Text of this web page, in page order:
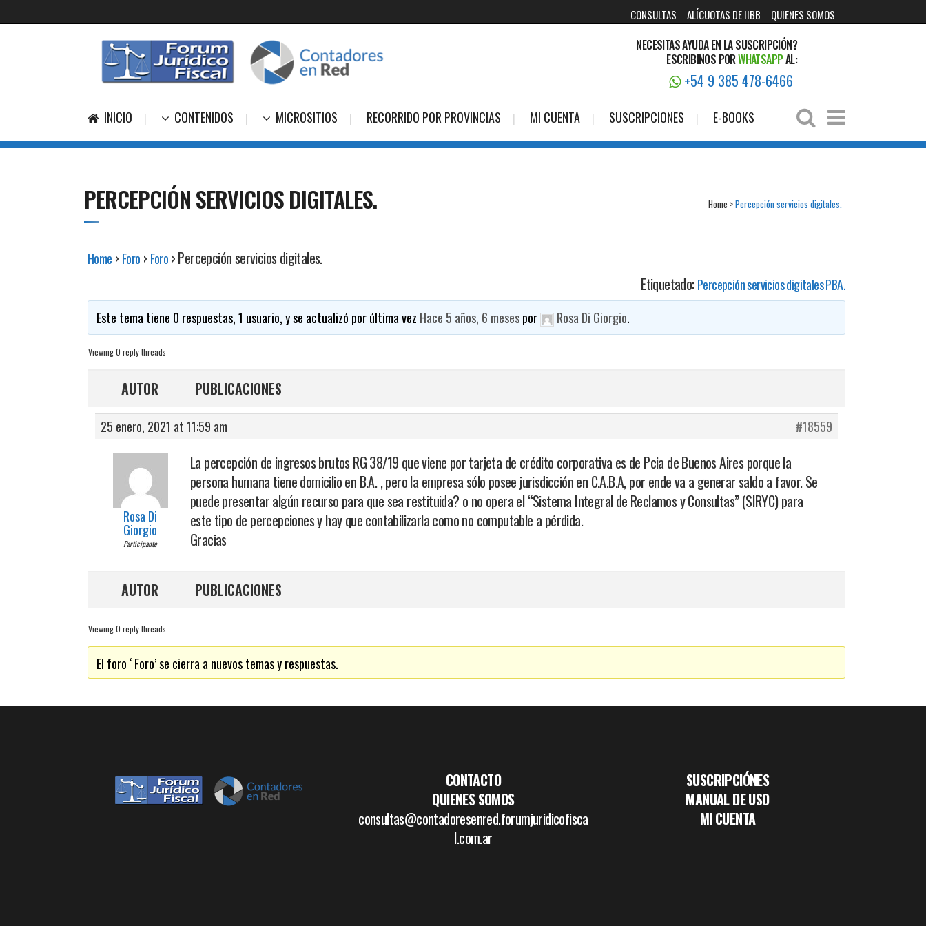
CONSULTAS ALÍCUOTAS DE IIBB QUIENES SOMOS
NECESITAS AYUDA EN LA SUSCRIPCIÓN?
ESCRIBINOS PORWHATSAPPAL:
+54 9 385 478-6466
INICIO CONTENIDOS MICROSITIOS RECORRIDO POR PROVINCIAS MI CUENTA SUSCRIPCIONES E-BOOKS
PERCEPCIÓN SERVICIOS DIGITALES. Home >Percepción servicios digitales.
Home › Foro › Foro ›Percepción servicios digitales.
Etiquetado:Percepción servicios digitales PBA.
Este tema tiene 0 respuestas, 1 usuario, y se actualizó por última vez Hace 5 años, 6 mesespor Rosa Di Giorgio.
Viewing 0 reply threads
AUTOR PUBLICACIONES
25 enero, 2021 at 11:59 am #18559
Rosa Di
Giorgio
Participante
La percepción de ingresos brutos RG 38/19 que viene por tarjeta de crédito corporativa es de Pcia de Buenos Aires porque la
persona humana tiene domicilio en B.A. , pero la empresa sólo posee jurisdicción en C.A.B.A, por ende va a generar saldo a favor. Se
puede presentar algún recurso para que sea restituida? o no opera el “Sistema Integral de Reclamos y Consultas” (SIRYC) para
este tipo de percepciones y hay que contabilizarla como no computable a pérdida.
Gracias
AUTOR PUBLICACIONES
Viewing 0 reply threads
El foro ‘ Foro’ se cierra a nuevos temas y respuestas.
CONTACTO
QUIENES SOMOS
consultas@contadoresenred.forumjuridicofisca
l.com.ar
SUSCRIPCIÓNES
MANUAL DE USO
MI CUENTA